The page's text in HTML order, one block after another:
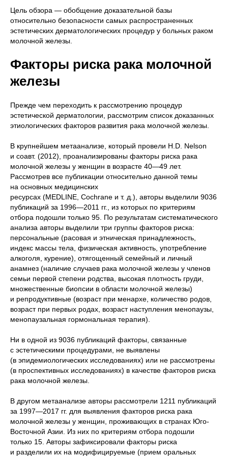
Цель обзора — обобщение доказательной базы
относительно безопасности самых распространенных
эстетических дерматологических процедур у больных раком
молочной железы.
Факторы риска рака молочной
железы
Прежде чем переходить к рассмотрению процедур
эстетической дерматологии, рассмотрим список доказанных
этиологических факторов развития рака молочной железы.
В крупнейшем метаанализе, который провели H.D. Nelson
и соавт. (2012), проанализированы факторы риска рака
молочной железы у женщин в возрасте 40—49 лет.
Рассмотрев все публикации относительно данной темы
на основных медицинских
ресурсах (MEDLINE, Cochrane и т. д.), авторы выделили 9036
публикаций за 1996—2011 гг., из которых по критериям
отбора подошли только 95. По результатам систематического
анализа авторы выделили три группы факторов риска:
персональные (расовая и этническая принадлежность,
индекс массы тела, физическая активность, употребление
алкоголя, курение), отягощенный семейный и личный
анамнез (наличие случаев рака молочной железы у членов
семьи первой степени родства, высокая плотность груди,
множественные биопсии в области молочной железы)
и репродуктивные (возраст при менархе, количество родов,
возраст при первых родах, возраст наступления менопаузы,
менопаузальная гормональная терапия).
Ни в одной из 9036 публикаций факторы, связанные
с эстетическими процедурами, не выявлены
(в эпидемиологических исследованиях) или не рассмотрены
(в проспективных исследованиях) в качестве факторов риска
рака молочной железы.
В другом метаанализе авторы рассмотрели 1211 публикаций
за 1997—2017 гг. для выявления факторов риска рака
молочной железы у женщин, проживающих в странах Юго-
Восточной Азии. Из них по критериям отбора подошли
только 15. Авторы зафиксировали факторы риска
и разделили их на модифицируемые (прием оральных